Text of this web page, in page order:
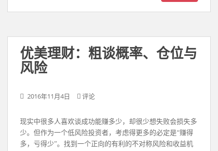
优美理财：粗谈概率、仓位与
风险
2016年11月4日 评论
现实中很多人喜欢谈成功能赚多少，却很少想失败会损失多
少。但作为一个低风险投资者，考虑得更多的必定是“赚得
多，亏得少”。找到一个正向的有利的不对称风险和收益机